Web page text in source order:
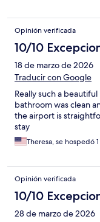
Opinión verificada
10/10
18 de marzo de 2026
Traducir con Google
Really such a
bathroom was clean
the airport is
stay
Theresa, se hospedó
Opinión verificada
10/10
28 de marzo de 2026